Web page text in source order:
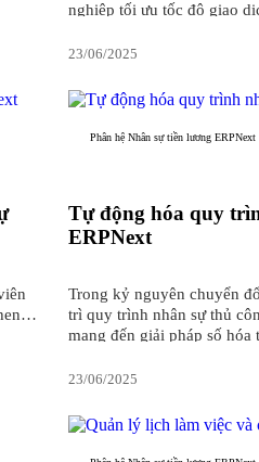
nghiệp tối ưu tốc độ giao
23/06/2025
Phân hệ Nhân sự tiền lương ERPNext
Tự động hóa quy
ERPNext
Trong kỷ nguyên chuyển
trì quy trình nhân sự thủ
mang đến giải pháp số hóa
23/06/2025